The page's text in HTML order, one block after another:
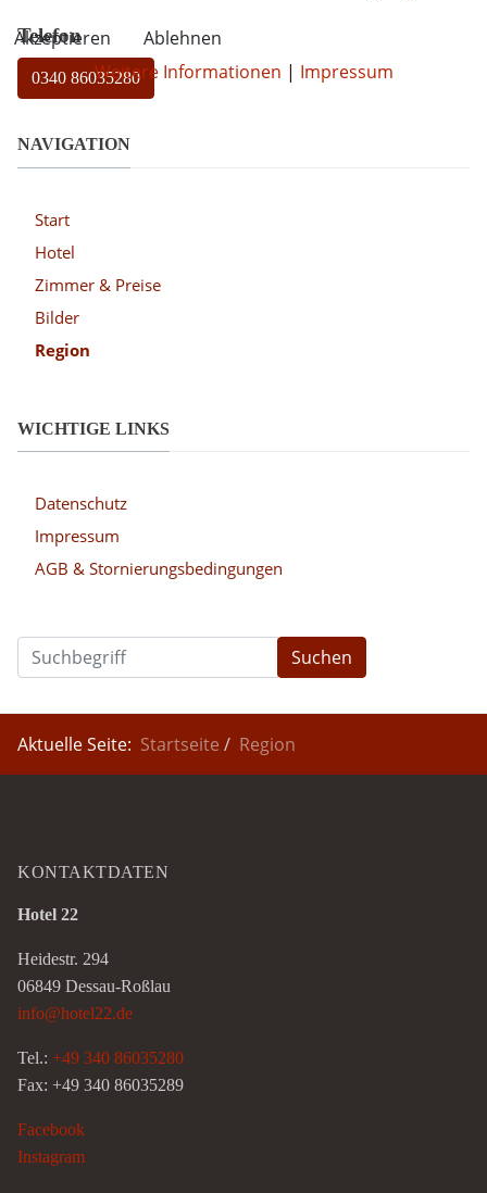
Telefon
0340 86035280
NAVIGATION
Start
Hotel
Zimmer & Preise
Bilder
Region
WICHTIGE LINKS
Datenschutz
Impressum
AGB & Stornierungsbedingungen
Suchen
Aktuelle Seite: Startseite Region
KONTAKTDATEN
Hotel 22
Heidestr. 294
06849 Dessau-Roßlau
info@hotel22.de
Tel.: +49 340 86035280
Fax: +49 340 86035289
Facebook
Instagram
Akzeptieren
Ablehnen
Weitere Informationen | Impressum